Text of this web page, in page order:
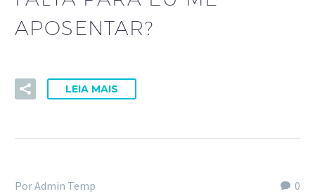
APOSENTAR?
LEIA MAIS
0
Por Admin Temp